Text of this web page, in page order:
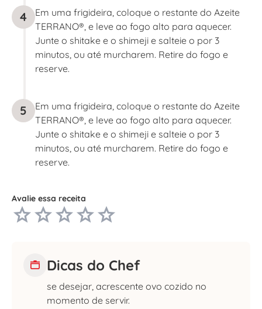
4
Em uma frigideira, coloque o restante do Azeite
TERRANO®, e leve ao fogo alto para aquecer.
Junte o shitake e o shimeji e salteie o por 3
minutos, ou até murcharem. Retire do fogo e
reserve.
5
Em uma frigideira, coloque o restante do Azeite
TERRANO®, e leve ao fogo alto para aquecer.
Junte o shitake e o shimeji e salteie o por 3
minutos, ou até murcharem. Retire do fogo e
reserve.
Avalie essa receita
Dicas do Chef
se desejar, acrescente ovo cozido no
momento de servir.